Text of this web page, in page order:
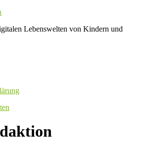
Lebenswelten von Kindern und